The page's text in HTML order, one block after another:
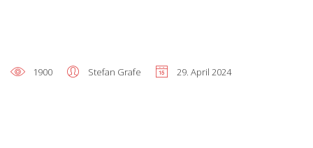
1900 Stefan Grafe 29. April 2024